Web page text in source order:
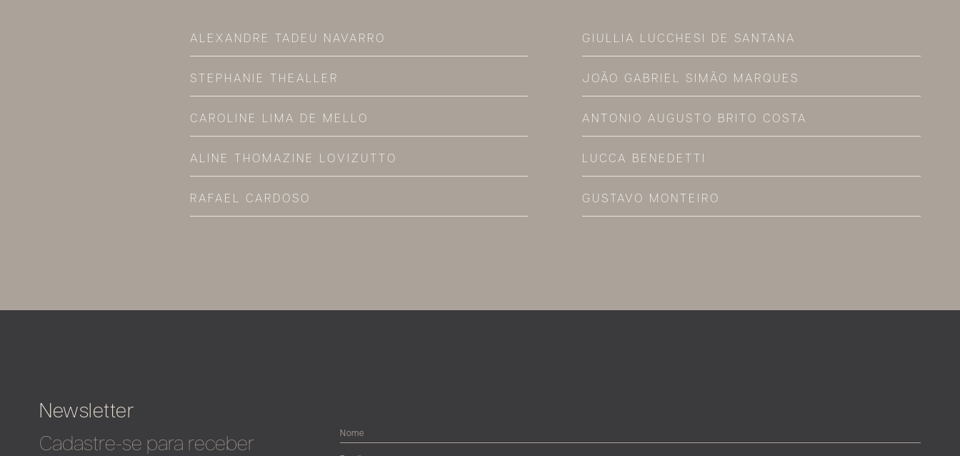
ALEXANDRE TADEU NAVARRO
STEPHANIE THEALLER
CAROLINE LIMA DE MELLO
ALINE THOMAZINE LOVIZUTTO
RAFAEL CARDOSO
GIULLIA LUCCHESI DE SANTANA
JOÃO GABRIEL SIMÃO MARQUES
ANTONIO AUGUSTO BRITO COSTA
LUCCA BENEDETTI
GUSTAVO MONTEIRO
Newsletter
Cadastre-se para receber